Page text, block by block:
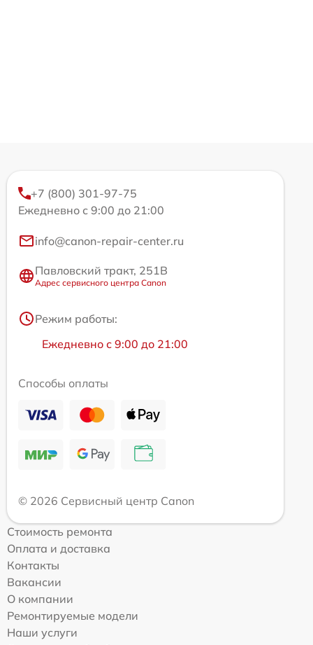
+7 (800) 301-97-75
Ежедневно с 9:00 до 21:00
info@canon-repair-center.ru
Павловский тракт, 251В
Адрес сервисного центра Canon
Режим работы:
Ежедневно с 9:00 до 21:00
Способы оплаты
© 2026 Сервисный центр Canon
Стоимость ремонта
Оплата и доставка
Контакты
Вакансии
О компании
Ремонтируемые модели
Наши услуги